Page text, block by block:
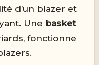
d’un blazer et
Une basket
fonctionne